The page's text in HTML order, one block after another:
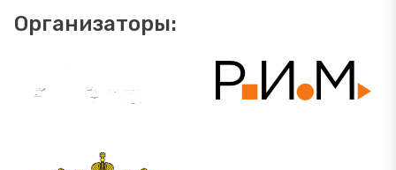
Организаторы: